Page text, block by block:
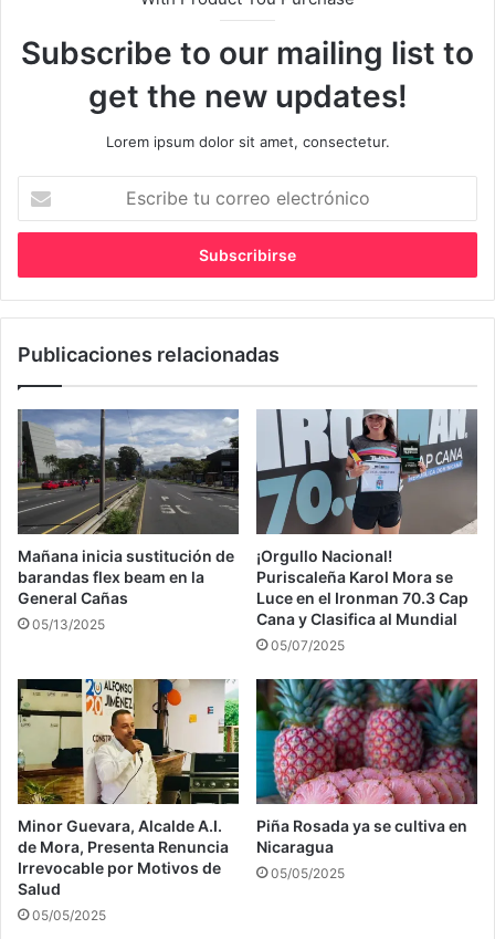
Subscribe to our mailing list to
get the new updates!
Lorem ipsum dolor sit amet, consectetur.
correo
Publicaciones relacionadas
Mañana inicia sustitución de
barandas flex beam en la
General Cañas
05/13/2025
¡Orgullo Nacional!
Puriscaleña Karol Mora se
Luce en el Ironman 70.3 Cap
Cana y Clasifica al Mundial
05/07/2025
Minor Guevara, Alcalde A.I.
de Mora, Presenta Renuncia
Irrevocable por Motivos de
Salud
05/05/2025
Piña Rosada ya se cultiva en
Nicaragua
05/05/2025